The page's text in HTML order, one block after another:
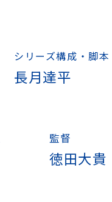
シリーズ構成・脚本
長月達平
監督
徳田大貴